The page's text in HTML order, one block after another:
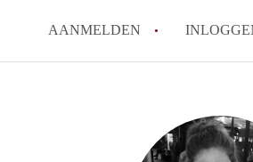
AANMELDEN